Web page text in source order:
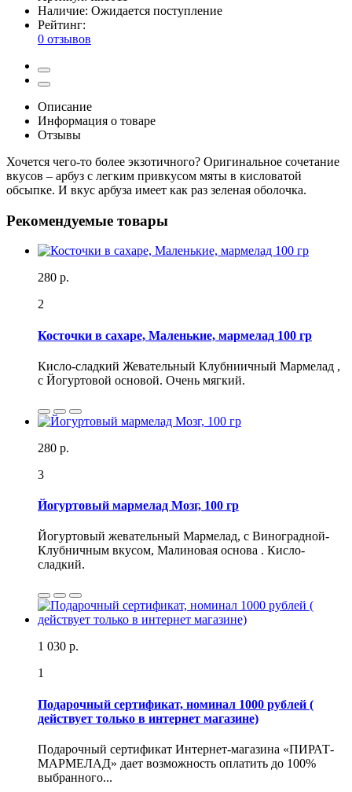
Наличие: Ожидается поступление
Рейтинг:
0 отзывов
Описание
Информация о товаре
Отзывы
Хочется чего-то более экзотичного? Оригинальное сочетание
вкусов – арбуз с легким привкусом мяты в кисловатой
обсыпке. И вкус арбуза имеет как раз зеленая оболочка.
Рекомендуемые товары
280 р.
2
Косточки в сахаре, Маленькие, мармелад 100 гр
Кисло-сладкий Жевательный Клубниичный Мармелад ,
с Йогуртовой основой. Очень мягкий.
280 р.
3
Йогуртовый мармелад Мозг, 100 гр
Йогуртовый жевательный Мармелад, с Виноградной-
Клубничным вкусом, Малиновая основа . Кисло-
сладкий.
1 030 р.
1
Подарочный сертификат, номинал 1000 рублей (
действует только в интернет магазине)
Подарочный сертификат Интернет-магазина «ПИРАТ-
МАРМЕЛАД» дает возможность оплатить до 100%
выбранного...